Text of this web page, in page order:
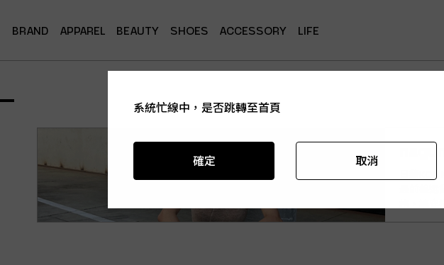
BRAND APPAREL BEAUTY SHOES ACCESSORY LIFE
系統忙線中，是否跳轉至首頁
確定 取消
系統忙線中，是否跳轉至首頁
確定 取消
系統忙線中，是否跳轉至首頁
確定 取消
系統忙線中，是否跳轉至首頁
確定 取消
系統忙線中，是否跳轉至首頁
確定 取消